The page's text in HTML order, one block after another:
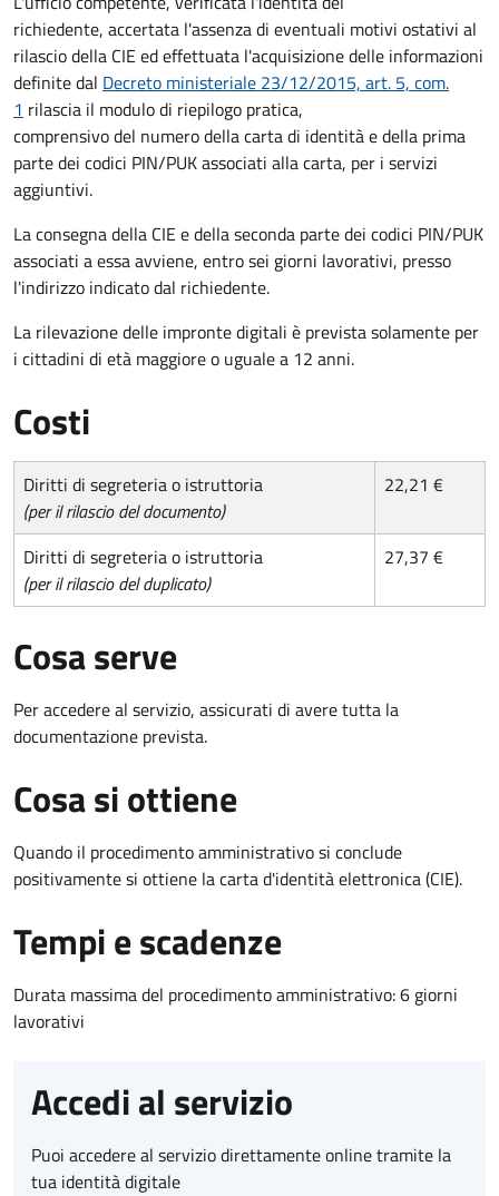
richiedente, accertata l'assenza di eventuali motivi ostativi al
rilascio della CIE ed effettuata l'acquisizione delle informazioni
definite dal Decreto ministeriale 23/12/2015, art. 5, com.
1 rilascia il modulo di riepilogo pratica,
comprensivo del numero della carta di identità e della prima
parte dei codici PIN/PUK associati alla carta, per i servizi
aggiuntivi.
La consegna della CIE e della seconda parte dei codici PIN/PUK
associati a essa avviene, entro sei giorni lavorativi, presso
l'indirizzo indicato dal richiedente.
La rilevazione delle impronte digitali è prevista solamente per
i cittadini di età maggiore o uguale a 12 anni.
Costi
Diritti di segreteria o istruttoria
(per il rilascio del documento)
22,21 €
Diritti di segreteria o istruttoria
(per il rilascio del duplicato)
27,37 €
Cosa serve
Per accedere al servizio, assicurati di avere tutta la
documentazione prevista.
Cosa si ottiene
Quando il procedimento amministrativo si conclude
positivamente si ottiene la carta d'identità elettronica (CIE).
Tempi e scadenze
Durata massima del procedimento amministrativo: 6 giorni
lavorativi
Accedi al servizio
Puoi accedere al servizio direttamente online tramite la
tua identità digitale